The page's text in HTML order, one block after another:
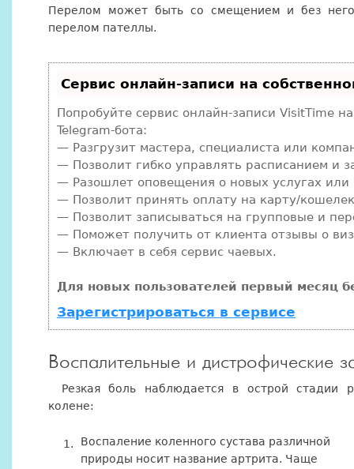
Перелом может быть со смещением и без него,
перелом пателлы.
Сервис онлайн-записи на
Попробуйте сервис онлайн-записи VisitTime
Telegram-бота:
— Разгрузит мастера, специалиста или
— Позволит гибко управлять расписанием и
— Разошлет оповещения о новых услугах или
— Позволит принять оплату на карту/
— Позволит записываться на групповые и
— Поможет получить от клиента отзывы о
— Включает в себя сервис чаевых.
Для новых пользователей первый месяц
Зарегистрироваться в сервисе
Воспалительные и дистрофические
Резкая боль наблюдается в острой стадии
колене:
Воспаление коленного сустава различной
природы носит название артрита. Чаще